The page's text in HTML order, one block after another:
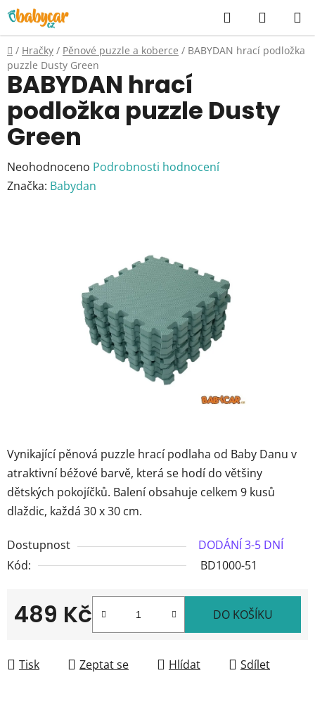
Přejít
na
obsah
Hledat
KOŠÍK
Domů
/ Hračky / Pěnové puzzle a koberce / BABYDAN hrací podložka
puzzle Dusty Green
Vynikající pěnová puzzle hrací podlaha od Baby Danu v
atraktivní béžové barvě, která se hodí do většiny
dětských pokojíčků. Balení obsahuje celkem 9 kusů
dlaždic, každá 30 x 30 cm.
Dostupnost
DODÁNÍ 3-5 DNÍ
Kód:
BD1000-51
489 Kč DO KOŠÍKU
Tisk Zeptat se Hlídat Sdílet
BABYDAN hrací
podložka puzzle Dusty
Green
Průměrné
hodnocení
Neohodnoceno Podrobnosti hodnocení
Značka: Babydan